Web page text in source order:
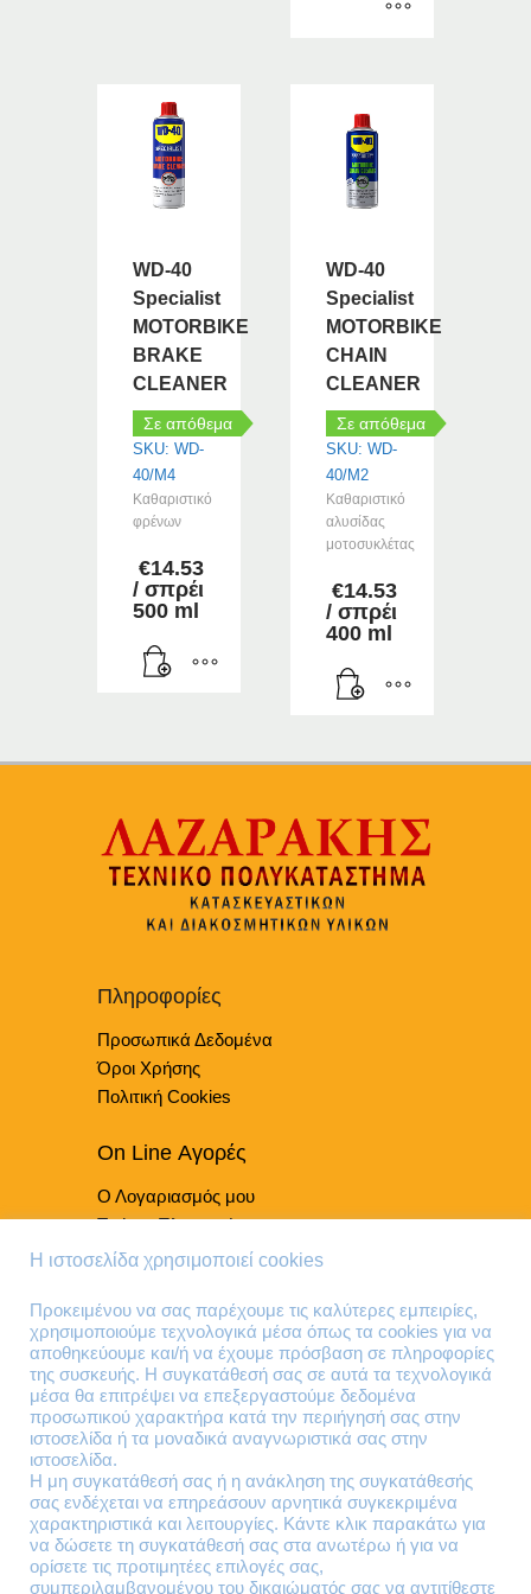
πολλαπλές
παραλλαγές.
επιλεγούν
σελίδα
προϊόντος
WD-40
Specialist
MOTORBIKE
BRAKE
CLEANER
Σε απόθεμα
SKU: WD-
40/M4
Καθαριστικό
φρένων
€14.53
/ σπρέι
500 ml
WD-40
Specialist
MOTORBIKE
CHAIN
CLEANER
Σε απόθεμα
SKU: WD-
40/M2
Καθαριστικό
αλυσίδας
μοτοσυκλέτας
€14.53
/ σπρέι
400 ml
Πληροφορίες
Προσωπικά Δεδομένα
Όροι Χρήσης
Πολιτική Cookies
On Line Αγορές
Ο Λογαριασμός μου
Τρόποι Πληρωμής
Τρόποι Παράδοσης
Τηλέφωνα Επικοινωνίας
210 41 13 636
210 41 13 280
Διεύθυνση
Θηβών 220
Άγιος Ιωάννης
Ρέντης
Η ιστοσελίδα χρησιμοποιεί cookies
Προκειμένου να σας παρέχουμε τις καλύτερες εμπειρίες,
χρησιμοποιούμε τεχνολογικά μέσα όπως τα cookies για να
αποθηκεύουμε και/ή να έχουμε πρόσβαση σε πληροφορίες
της συσκευής. Η συγκατάθεσή σας σε αυτά τα τεχνολογικά
μέσα θα επιτρέψει να επεξεργαστούμε δεδομένα
προσωπικού χαρακτήρα κατά την περιήγησή σας στην
ιστοσελίδα ή τα μοναδικά αναγνωριστικά σας στην
ιστοσελίδα.
Η μη συγκατάθεσή σας ή η ανάκληση της συγκατάθεσής
σας ενδέχεται να επηρεάσουν αρνητικά συγκεκριμένα
χαρακτηριστικά και λειτουργίες. Κάντε κλικ παρακάτω για
να δώσετε τη συγκατάθεσή σας στα ανωτέρω ή για να
ορίσετε τις προτιμητέες επιλογές σας,
συμπεριλαμβανομένου του δικαιώματός σας να αντιτίθεστε